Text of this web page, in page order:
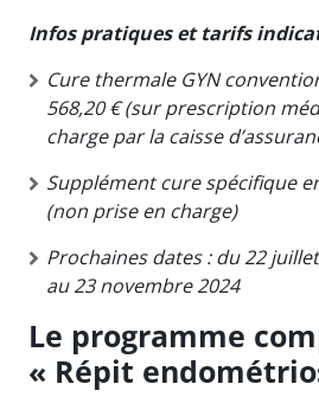
Infos pratiques et tarifs
Cure thermale GYN
568,20 € (sur prescription
charge par la caisse
Supplément cure spécifique
(non prise en charge)
Prochaines dates : du 22
au 23 novembre 2024
Le programme
« Répit